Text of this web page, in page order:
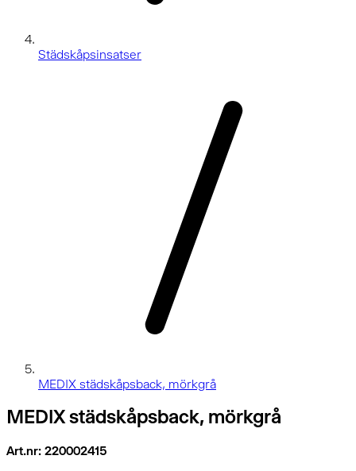
Städskåpsinsatser
MEDIX städskåpsback, mörkgrå
MEDIX städskåpsback, mörkgrå
Art.nr: 220002415